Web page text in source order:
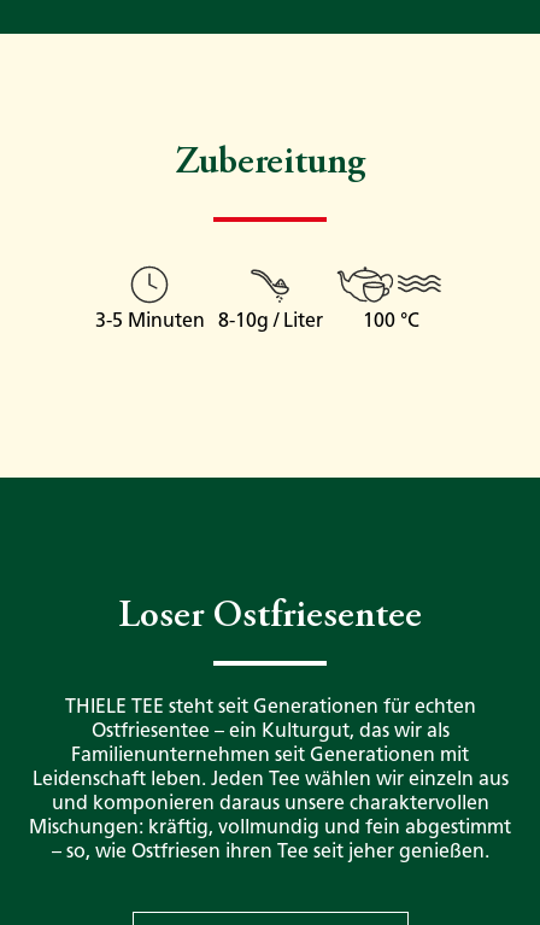
Zubereitung
3-5 Minuten 8-10g / Liter 100 °C
Loser Ostfriesentee
THIELE TEE steht seit Generationen für echten
Ostfriesentee – ein Kulturgut, das wir als
Familienunternehmen seit Generationen mit
Leidenschaft leben. Jeden Tee wählen wir einzeln aus
und komponieren daraus unsere charaktervollen
Mischungen: kräftig, vollmundig und fein abgestimmt
– so, wie Ostfriesen ihren Tee seit jeher genießen.